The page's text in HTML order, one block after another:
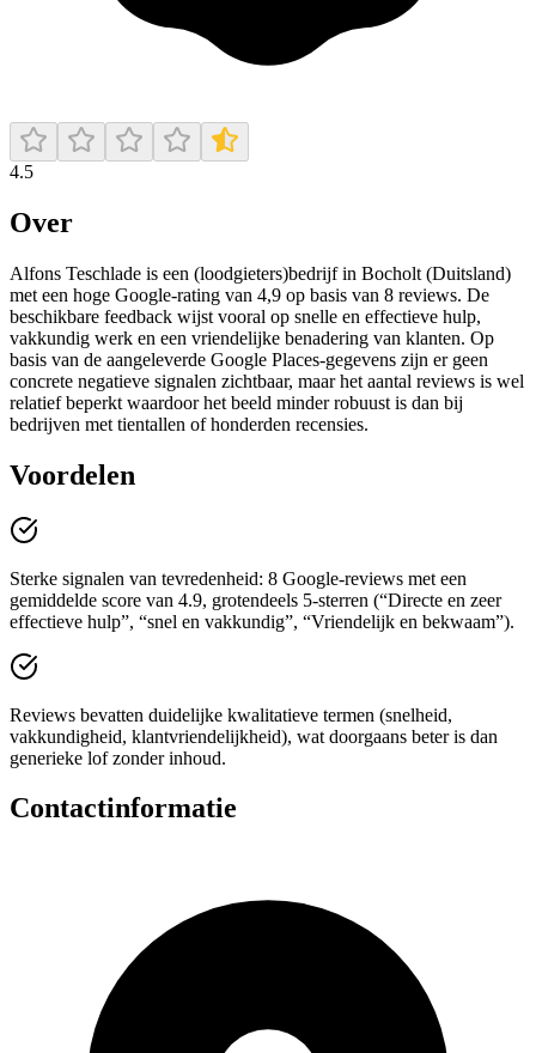
4.5
Over
Alfons Teschlade is een (loodgieters)bedrijf in Bocholt (Duitsland)
met een hoge Google-rating van 4,9 op basis van 8 reviews. De
beschikbare feedback wijst vooral op snelle en effectieve hulp,
vakkundig werk en een vriendelijke benadering van klanten. Op
basis van de aangeleverde Google Places-gegevens zijn er geen
concrete negatieve signalen zichtbaar, maar het aantal reviews is wel
relatief beperkt waardoor het beeld minder robuust is dan bij
bedrijven met tientallen of honderden recensies.
Voordelen
Sterke signalen van tevredenheid: 8 Google-reviews met een
gemiddelde score van 4.9, grotendeels 5-sterren (“Directe en zeer
effectieve hulp”, “snel en vakkundig”, “Vriendelijk en bekwaam”).
Reviews bevatten duidelijke kwalitatieve termen (snelheid,
vakkundigheid, klantvriendelijkheid), wat doorgaans beter is dan
generieke lof zonder inhoud.
Contactinformatie